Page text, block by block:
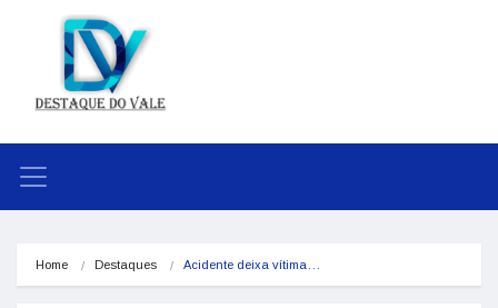
Home Destaques Acidente deixa vítima…